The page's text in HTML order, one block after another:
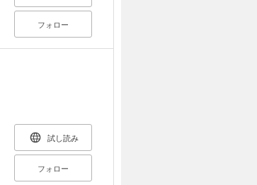
フォロー
試し読み
フォロー